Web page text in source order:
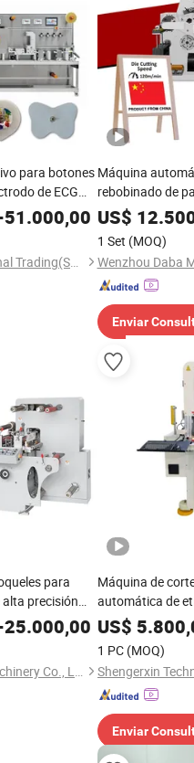
para botones
de ECG
51.000,00
Xiaoniu Top International Trading(Shanghai)Co., Ltd.
Máquina
rebobinado de
troquelado
US$
1 Set (MOQ)
Wenzhou Daba
Enviar
para
precisión
25.000,00
Wenzhou Bangbao Machinery Co., Ltd.
Máquina de
automática de
mayor para
operación
US$
1 PC (MOQ)
Enviar